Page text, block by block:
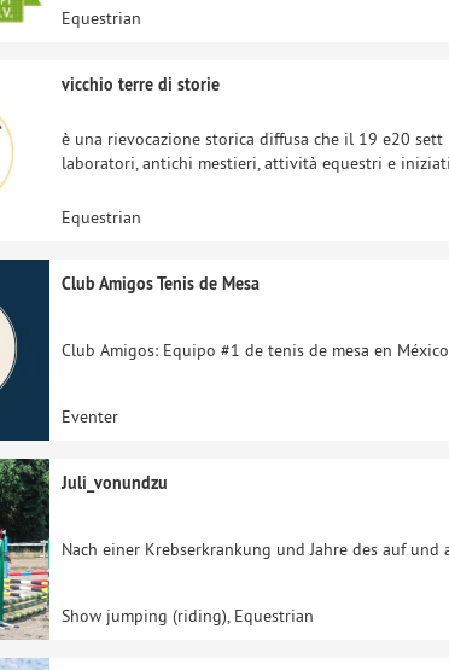
Equestrian
vicchio terre di storie
è una rievocazione storica diffusa che il 19 e20
laboratori, antichi mestieri, attività equestri e
Equestrian
Club Amigos Tenis de Mesa
Club Amigos: Equipo #1 de tenis de mesa en
Eventer
Juli_vonundzu
Nach einer Krebserkrankung und Jahre des auf
Show jumping (riding), Equestrian